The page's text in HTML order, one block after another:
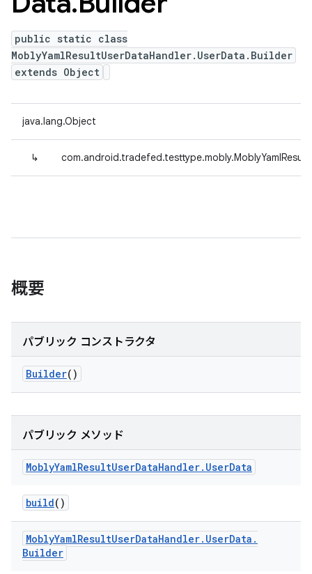
public static class
MoblyYamlResultUserDataHandler.UserData.Builder
extends Object
java.lang.Object
↳
概要
パブリック コンストラクタ
Builder()
パブリック メソッド
MoblyYamlResultUserDataHandler. UserData
build()
MoblyYamlResultUserDataHandler. UserData .
Builder